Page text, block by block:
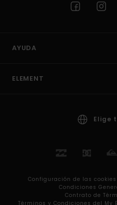
AYUDA
ELEMENT
Elige
Configuración de las cookies
Condiciones
Contrato de
Términos y Condiciones del My